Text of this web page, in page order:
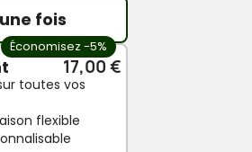
fois
Économisez -5%
17,00 €
toutes vos
flexible